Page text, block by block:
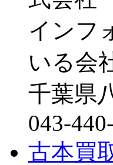
インフ
いる会
千葉県
043-
古本買